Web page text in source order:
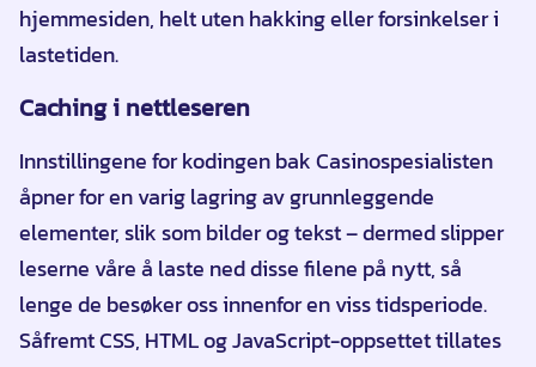
hjemmesiden, helt uten hakking eller forsinkelser i
lastetiden.
Caching i nettleseren
Innstillingene for kodingen bak Casinospesialisten
åpner for en varig lagring av grunnleggende
elementer, slik som bilder og tekst – dermed slipper
leserne våre å laste ned disse filene på nytt, så
lenge de besøker oss innenfor en viss tidsperiode.
Såfremt CSS, HTML og JavaScript-oppsettet tillates